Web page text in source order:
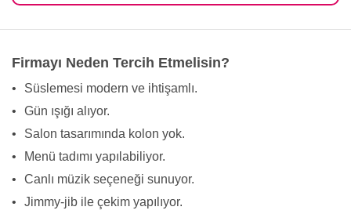
Hizmet Detayları:
Firmayı Neden Tercih Etmelisin?
•
Süslemesi modern ve ihtişamlı.
•
Gün ışığı alıyor.
•
Salon tasarımında kolon yok.
•
Menü tadımı yapılabiliyor.
•
Canlı müzik seçeneği sunuyor.
•
Jimmy-jib ile çekim yapılıyor.